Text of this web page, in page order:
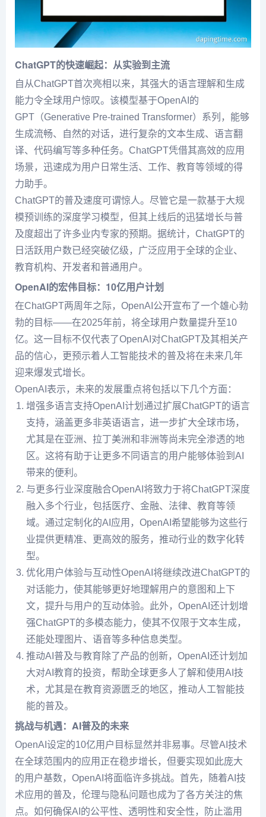
ChatGPT的快速崛起：从实验到主流
自从ChatGPT首次亮相以来，其强大的语言理解和生成
能力令全球用户惊叹。该模型基于OpenAI的
GPT（Generative Pre-trained Transformer）系列，能够
生成流畅、自然的对话，进行复杂的文本生成、语言翻
译、代码编写等多种任务。ChatGPT凭借其高效的应用
场景，迅速成为用户日常生活、工作、教育等领域的得
力助手。
ChatGPT的普及速度可谓惊人。尽管它是一款基于大规
模预训练的深度学习模型，但其上线后的迅猛增长与普
及度超出了许多业内专家的预期。据统计，ChatGPT的
日活跃用户数已经突破亿级，广泛应用于全球的企业、
教育机构、开发者和普通用户。
OpenAI的宏伟目标：10亿用户计划
在ChatGPT两周年之际，OpenAI公开宣布了一个雄心勃
勃的目标——在2025年前，将全球用户数量提升至10
亿。这一目标不仅代表了OpenAI对ChatGPT及其相关产
品的信心，更预示着人工智能技术的普及将在未来几年
迎来爆发式增长。
OpenAI表示，未来的发展重点将包括以下几个方面：
增强多语言支持OpenAI计划通过扩展ChatGPT的语言
支持，涵盖更多非英语语言，进一步扩大全球市场，
尤其是在亚洲、拉丁美洲和非洲等尚未完全渗透的地
区。这将有助于让更多不同语言的用户能够体验到AI
带来的便利。
与更多行业深度融合OpenAI将致力于将ChatGPT深度
融入多个行业，包括医疗、金融、法律、教育等领
域。通过定制化的AI应用，OpenAI希望能够为这些行
业提供更精准、更高效的服务，推动行业的数字化转
型。
优化用户体验与互动性OpenAI将继续改进ChatGPT的
对话能力，使其能够更好地理解用户的意图和上下
文，提升与用户的互动体验。此外，OpenAI还计划增
强ChatGPT的多模态能力，使其不仅限于文本生成，
还能处理图片、语音等多种信息类型。
推动AI普及与教育除了产品的创新，OpenAI还计划加
大对AI教育的投资，帮助全球更多人了解和使用AI技
术，尤其是在教育资源匮乏的地区，推动人工智能技
能的普及。
挑战与机遇：AI普及的未来
OpenAI设定的10亿用户目标显然并非易事。尽管AI技术
在全球范围内的应用正在稳步增长，但要实现如此庞大
的用户基数，OpenAI将面临许多挑战。首先，随着AI技
术应用的普及，伦理与隐私问题也成为了各方关注的焦
点。如何确保AI的公平性、透明性和安全性，防止滥用